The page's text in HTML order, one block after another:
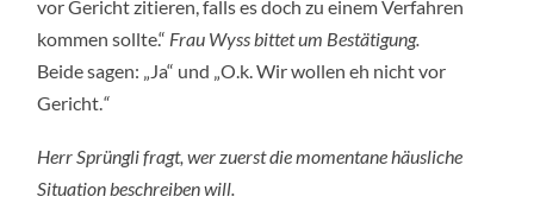
vor Gericht zitieren, falls es doch zu einem Verfahren
kommen sollte.“ Frau Wyss bittet um Bestätigung.
Beide sagen: „Ja“ und „O.k. Wir wollen eh nicht vor
Gericht.“
Herr Sprüngli fragt, wer zuerst die momentane häusliche
Situation beschreiben will.